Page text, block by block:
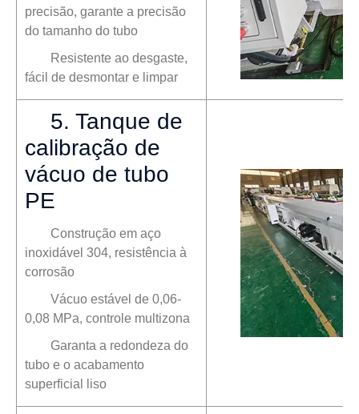
precisão, garante a precisão
do tamanho do tubo
Resistente ao desgaste,
fácil de desmontar e limpar
5. Tanque de
calibração de
vácuo de tubo
PE
Construção em aço
inoxidável 304, resistência à
corrosão
Vácuo estável de 0,06-
0,08 MPa, controle multizona
Garanta a redondeza do
tubo e o acabamento
superficial liso